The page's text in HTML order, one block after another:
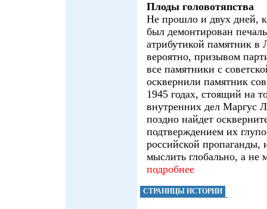
Плоды головотяпства
Не прошло и двух дней,
был демонтирован
атрибутикой памятник в
вероятно, призывом
все памятники с
осквернили памятник
1945 годах, стоящий на
внутренних дел Маргус
поздно найдет
подтверждением их
российской пропаганды,
мыслить глобально, а не
подробнее
СТРАНИЦЫ ИСТОРИИ